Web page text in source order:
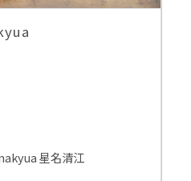
星名清江